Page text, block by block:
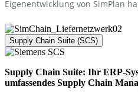
Eigenentwicklung von SimPlan
Supply Chain Suite (SCS)
Supply Chain Suite: Ihr ERP-
umfassendes Supply Chain